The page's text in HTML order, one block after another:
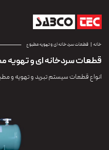
خانه قطعات سردخانه ای و تهویه مطبوع
قطعات سردخانه ای و تهویه
انواع قطعات سیستم تبرید و تهویه و